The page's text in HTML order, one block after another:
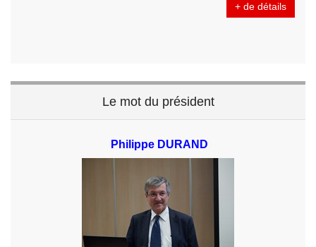
+ de détails
Le mot du président
Philippe DURAND